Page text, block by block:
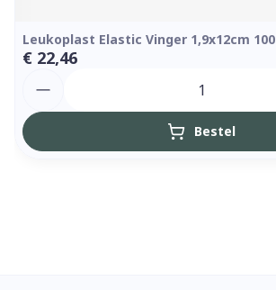
Leukoplast Elastic Vinger 1,9x12cm 100
€ 22,46
Bestel